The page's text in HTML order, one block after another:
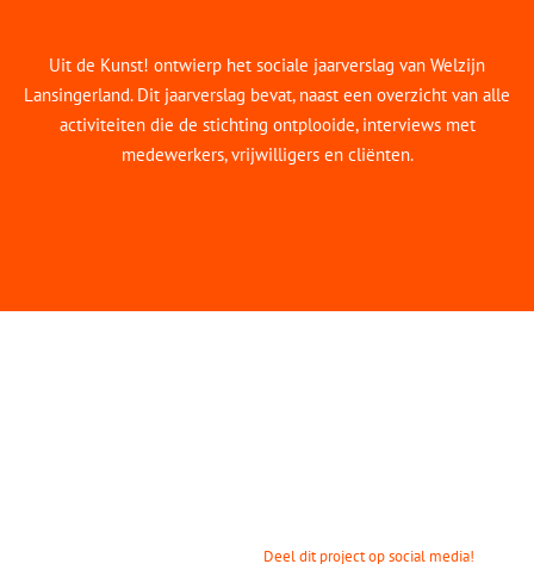
Uit de Kunst! ontwierp het sociale jaarverslag van Welzijn
Lansingerland. Dit jaarverslag bevat, naast een overzicht van alle
activiteiten die de stichting ontplooide, interviews met
medewerkers, vrijwilligers en cliënten.
Deel dit project op social media!